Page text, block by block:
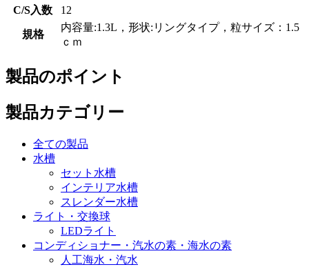
C/S入数 12
規格
内容量:1.3L，形状:リングタイプ，粒サイズ：1.5
ｃｍ
製品のポイント
製品カテゴリー
全ての製品
水槽
セット水槽
インテリア水槽
スレンダー水槽
ライト・交換球
LEDライト
コンディショナー・汽水の素・海水の素
人工海水・汽水